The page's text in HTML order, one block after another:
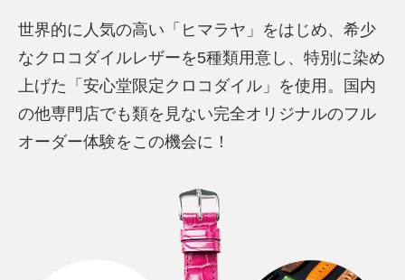
世界的に人気の高い「ヒマラヤ」をはじめ、希少
なクロコダイルレザーを5種類用意し、特別に染め
上げた「安心堂限定クロコダイル」を使用。国内
の他専門店でも類を見ない完全オリジナルのフル
オーダー体験をこの機会に！